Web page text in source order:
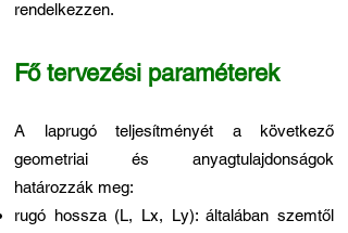
rendelkezzen.
Fő tervezési paraméterek
A laprugó teljesítményét a következő
geometriai és anyagtulajdonságok
határozzák meg:
rugó hossza (L, Lx, Ly): általában szemtől